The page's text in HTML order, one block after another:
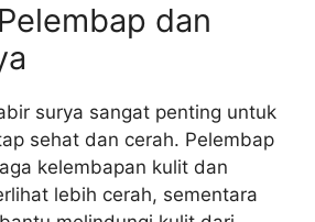
dan
surya sangat penting untuk
sehat dan cerah. Pelembap
kelembapan kulit dan
lebih cerah, sementara